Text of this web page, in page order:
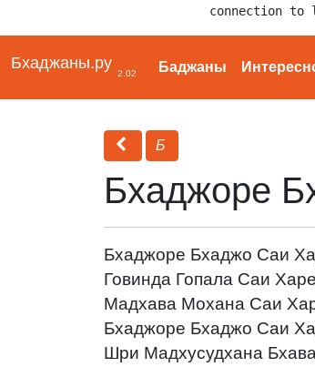
connection to
Бхаджаны.ру
2.02 Баджаны
Б
Бхаджоре
Бхаджоре Бхаджо Саи
Говинда Гопала Саи
Мадхава Мохана Саи
Бхаджоре Бхаджо Саи
Шри Мадхусудхана